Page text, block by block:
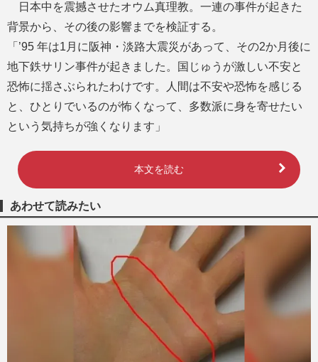
日本中を震撼させたオウム真理教。一連の事件が起きた
背景から、その後の影響までを検証する。
「’95 年は1月に阪神・淡路大震災があって、その2か月後に
地下鉄サリン事件が起きました。国じゅうが激しい不安と
恐怖に揺さぶられたわけです。人間は不安や恐怖を感じる
と、ひとりでいるのが怖くなって、多数派に身を寄せたい
という気持ちが強くなります」
本文を読む
あわせて読みたい